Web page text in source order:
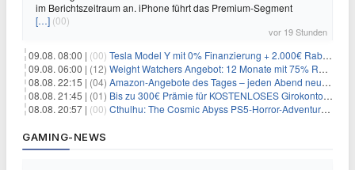
im Berichtszeitraum an. iPhone führt das Premium-Segment
[…] (00)
vor 19 Stunden
09.08. 08:00 | (00) Tesla Model Y mit 0% Finanzierung + 2.000€ Rabatt für 38.970€
09.08. 06:00 | (12) Weight Watchers Angebot: 12 Monate mit 75% Rabatt ab 6,25€/Monat
08.08. 22:15 | (04) Amazon-Angebote des Tages – jeden Abend neue Deals zum Stöbern
08.08. 21:45 | (01) Bis zu 300€ Prämie für KOSTENLOSES Girokonto bei der Santander – 50€ schon nach 1 Woche!
08.08. 20:57 | (00) Cthulhu: The Cosmic Abyss PS5-Horror-Adventure für 27,99€
GAMING-NEWS